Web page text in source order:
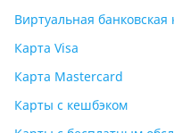
Виртуальная банковская
Карта Visa
Карта Mastercard
Карты с кешбэком